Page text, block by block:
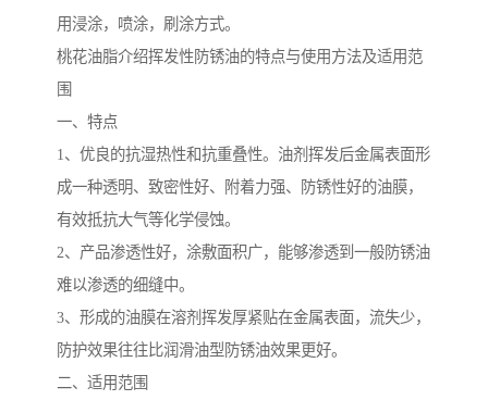
用浸涂，喷涂，刷涂方式。
桃花油脂介绍挥发性防锈油的特点与使用方法及适用范
围
一、特点
1、优良的抗湿热性和抗重叠性。油剂挥发后金属表面形
成一种透明、致密性好、附着力强、防锈性好的油膜，
有效抵抗大气等化学侵蚀。
2、产品渗透性好，涂敷面积广，能够渗透到一般防锈油
难以渗透的细缝中。
3、形成的油膜在溶剂挥发厚紧贴在金属表面，流失少，
防护效果往往比润滑油型防锈油效果更好。
二、适用范围